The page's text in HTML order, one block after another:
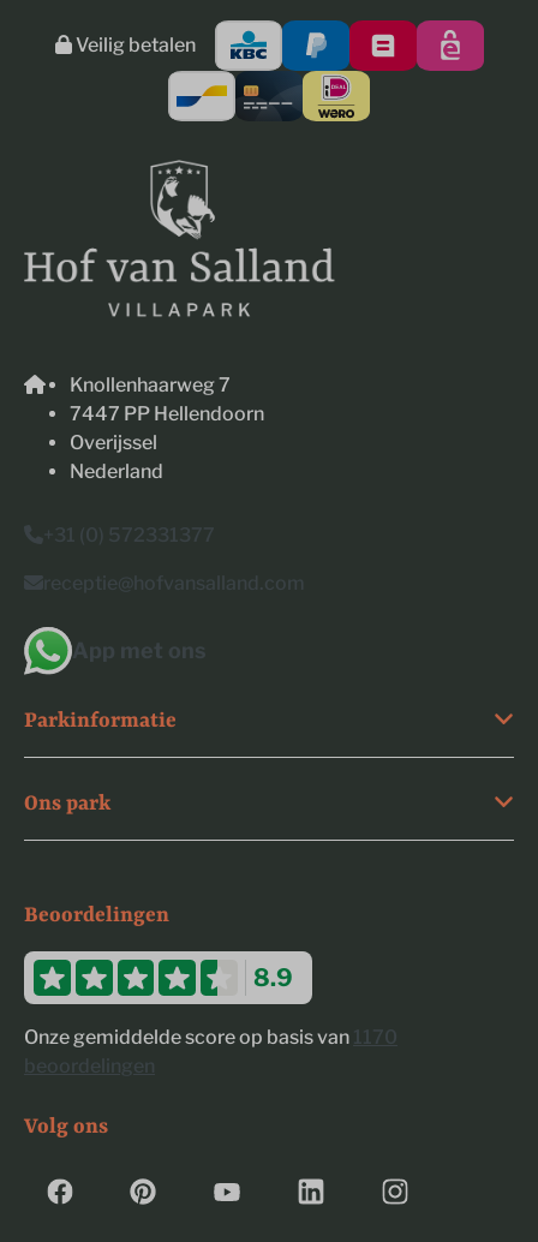
Veilig betalen
Knollenhaarweg 7
7447 PP Hellendoorn
Overijssel
Nederland
+31 (0) 572331377
receptie@hofvansalland.com
App met ons
Parkinformatie
Ons park
Beoordelingen
8.9
Onze gemiddelde score op basis van 1170
beoordelingen
Volg ons